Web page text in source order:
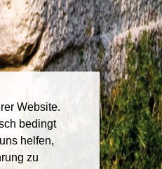
Website.
bedingt
helfen,
zu